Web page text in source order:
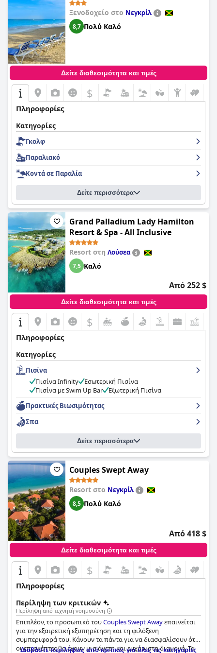
Ξενοδοχείο στο Νεγκρίλ
8,7 Πολύ Καλό
Δείτε διαθεσιμότητα και τιμές
$
Πληροφορίες
Κατηγορίες
Γκολφ
Παραλιακό
Κοντά σε Παραλία
Δείτε περισσότερα
Grand Palladium Lady Hamilton
Resort & Spa - All Inclusive
Resort στη Λούσεα
7,5 Καλό
Από 252 $
Δείτε διαθεσιμότητα και τιμές
$
Πληροφορίες
Κατηγορίες
Πισίνα
Πισίνα Infinity
Εσωτερική Πισίνα
Πισίνα με Swim Up Bar
Εξωτερική Πισίνα
Πρακτικές Bιωσιμότητας
Σπα
Δείτε περισσότερα
Couples Swept Away
Resort στο Νεγκρίλ
8,5 Πολύ Καλό
Από 418 $
Δείτε διαθεσιμότητα και τιμές
$
Πληροφορίες
Περίληψη των κριτικών
Περίληψη από τεχνητή νοημοσύνη
Επιπλέον, το προσωπικό τουCouples Swept Awayεπαινείται
για την εξαιρετική εξυπηρέτηση και τη φιλόξενη
συμπεριφορά του. Κάνουν τα πάντα για να διασφαλίσουν ότι
οι επισκέπτες θα έχουν μια άνετη και ευχάριστη διαμονή. Τα
Διαβάστε περιλήψεις από κριτικές για όλες τις κατηγορίες